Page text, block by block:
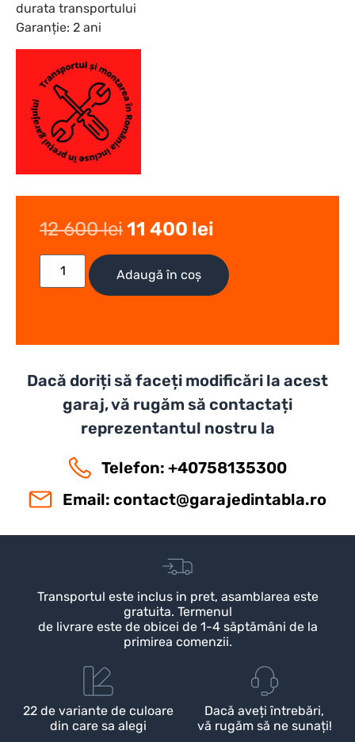
durata transportului
Garanție: 2 ani
12 600lei11 400 lei
Adaugă în coș
Dacă doriți să faceți modificări la acest
garaj, vă rugăm să contactați
reprezentantul nostru la
Telefon: +40758135300
Email: contact@garajedintabla.ro
Transportul este inclus in pret, asamblarea este
gratuita. Termenul
de livrare este de obicei de 1-4 săptămâni de la
primirea comenzii.
22 de variante de culoare
din care sa alegi
Dacă aveți întrebări,
vă rugăm să ne sunați!